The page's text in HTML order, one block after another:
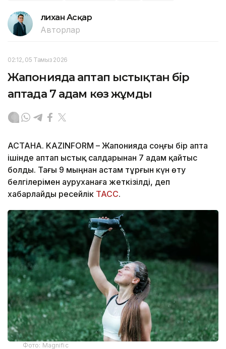
Әлихан Асқар
Авторлар
02:12, 05 Тамыз 2026
Жапонияда аптап ыстықтан бір
аптада 7 адам көз жұмды
АСТАНА. KAZINFORM – Жапонияда соңғы бір апта
ішінде аптап ыстық салдарынан 7 адам қайтыс
болды. Тағы 9 мыңнан астам тұрғын күн өту
белгілерімен ауруханаға жеткізілді, деп
хабарлайды ресейлік ТАСС.
Фото: Magnific